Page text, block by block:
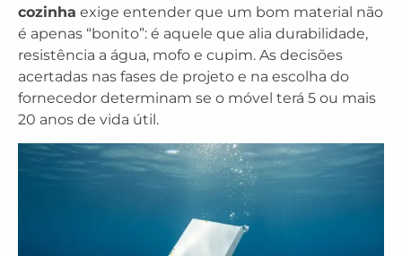
cozinha exige entender que um bom material não
é apenas “bonito”: é aquele que alia durabilidade,
resistência a água, mofo e cupim. As decisões
acertadas nas fases de projeto e na escolha do
fornecedor determinam se o móvel terá 5 ou mais
20 anos de vida útil.